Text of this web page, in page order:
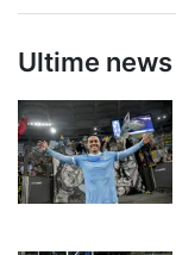
Ultime news